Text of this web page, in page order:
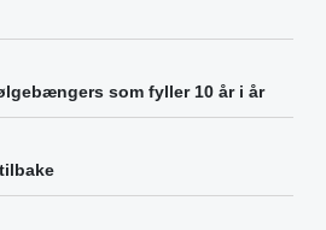
som fyller 10 år i år